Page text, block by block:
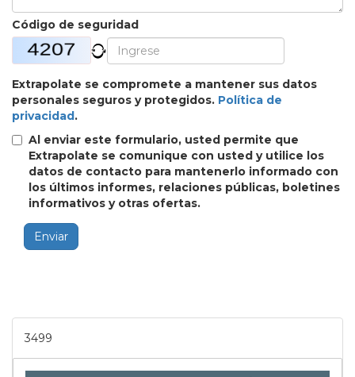
Código de seguridad
Extrapolate se compromete a mantener sus datos
personales seguros y protegidos. Política de
privacidad.
Al enviar este formulario, usted permite que
Extrapolate se comunique con usted y utilice los
datos de contacto para mantenerlo informado con
los últimos informes, relaciones públicas, boletines
informativos y otras ofertas.
Enviar
3499